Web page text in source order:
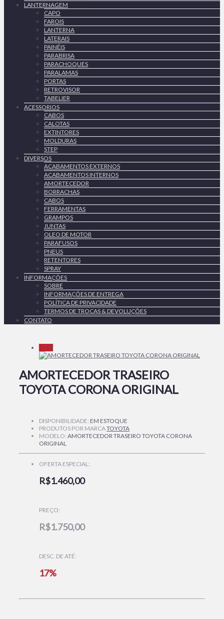
LANTERNAGEM
CAPO
FAROIS
LANTERNA
LATERAIS
PAINÉIS
PARABRISA
PARACHOQUES
PARALAMAS
PORTAS
RETROVISOR
TABELIER
ACESSORIOS
CABOS
CALOTAS
EXTINTORES
MOLDURAS
STEP
DIVERSOS
ACABAMENTOS EXTERNOS
ACABAMENTOS INTERNOS
AMORTECEDOR
BORRACHAS
CABOS
FERRAMENTAS
GRAMPOS
JUNTAS
OLEO DE MOTOR
PARAFUSOS
PNEUS
RETENTORES
SPRAY
INFORMAÇÕES
SOBRE
INFORMAÇÕES DE ENTREGA
POLÍTICA DE PRIVACIDADE
TERMOS DE TROCAS & DEVOLUÇÕES
CONTATO
-17%
AMORTECEDOR TRASEIRO
TOYOTA CORONA ORIGINAL
DISPONIBILIDADE: EM ESTOQUE
PRODUTOS POR MARCATOYOTA
MODELO: AMORTECEDOR TRASEIRO TOYOTA CORONA
ORIGINAL
OFERTA ESPECIAL:
R$1.460,00
PREÇO:
R$1.750,00
DESC. DE ATÉ:
17%